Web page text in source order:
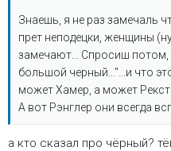
Знаешь, я не раз замечаль
прет неподецки, женщины
замечают... Спросиш потом,
большой черный..."...и что
может Хамер, а может
А вот Рэнглер они всегда
а кто сказал про чёрный?